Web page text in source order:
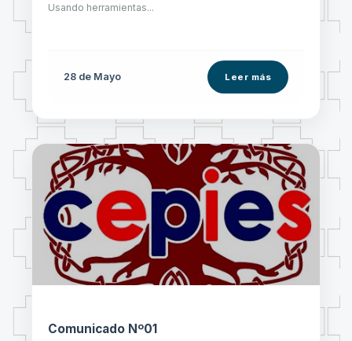
Usando herramientas...
28 de Mayo Leer más
Comunicado Nº01